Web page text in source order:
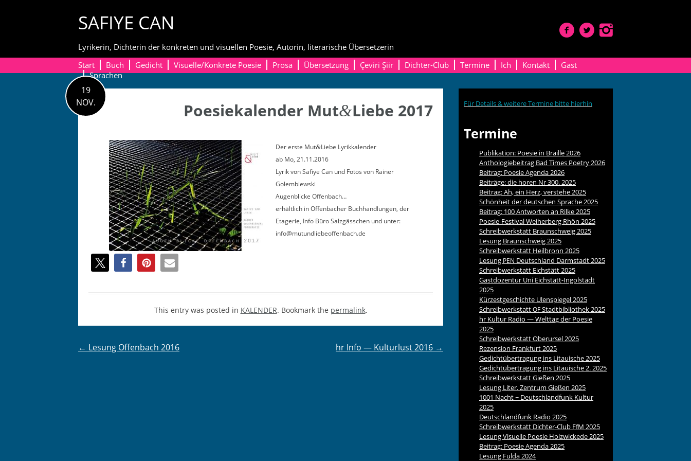
SAFIYE CAN
Lyrikerin, Dichterin der konkreten und visuellen Poesie, Autorin, literarische Übersetzerin
Start
Buch Gedicht Visuelle/Konkrete Poesie Prosa Übersetzung Çeviri Şiir Dichter-Club Termine Ich Kontakt
Gast
Sprachen
19
NOV.
Poesiekalender Mut&Liebe 2017
Der erste Mut&Liebe Lyrikkalender
ab Mo, 21.11.2016
Lyrik von Safiye Can und Fotos von Rain­er
Golembiewski
Augen­blicke Offenbach…
erhältlich in Offen­bach­er Buch­hand­lun­gen, der
Etagerie, Info Büro Salzgäss­chen und unter:
info@mutundliebeoffenbach.de
This entry was posted in KALENDER. Bookmark the permalink.
Post
← Lesung Offenbach 2016 hr Info — Kulturlust 2016 →
Für Details & weitere Termine bitte hierhin
Termine
Publikation: Poesie in Braille 2026
Anthologiebeitrag Bad Times Poetry 2026
Beitrag: Poesie Agenda 2026
Beiträge: die horen Nr 300. 2025
Beitrag: Ah, ein Herz, verstehe 2025
Schönheit der deutschen Sprache 2025
Beitrag: 100 Antworten an Rilke 2025
Poesie-Festival Weiherberg Rhön 2025
Schreibwerkstatt Braunschweig 2025
Lesung Braunschweig 2025
Schreibwerkstatt Heilbronn 2025
Lesung PEN Deutschland Darmstadt 2025
Schreibwerkstatt Eichstätt 2025
Gastdozentur Uni Eichstätt-Ingolstadt
2025
Kürzestgeschichte Ulenspiegel 2025
SchreibwerkstattOFStadtbibliothek 2025
hr Kultur Radio — Welttag der Poesie
2025
Schreibwerkstatt Oberursel 2025
Rezension Frankfurt 2025
Gedichtübertragung ins Litauische 2025
Gedichtübertragung ins Litauische 2. 2025
Schreibwerkstatt Gießen 2025
Lesung Liter. Zentrum Gießen 2025
1001 Nacht ~ Deutschlandfunk Kultur
2025
Deutschlandfunk Radio 2025
Schreibwerkstatt Dichter-Club FfM 2025
Lesung Visuelle Poesie Holzwickede 2025
Beitrag: Poesie Agenda 2025
Lesung Fulda 2024